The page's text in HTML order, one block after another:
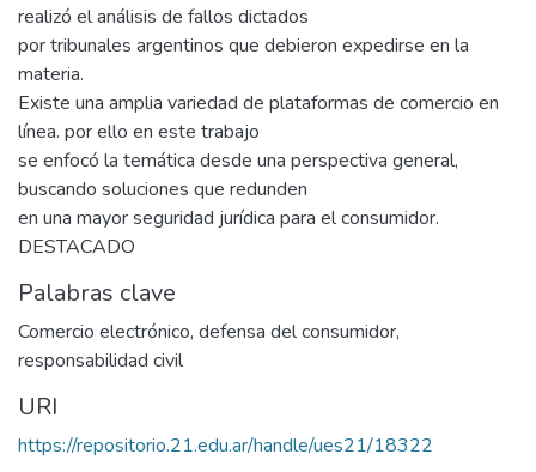
realizó el análisis de fallos dictados
por tribunales argentinos que debieron expedirse en la
materia.
Existe una amplia variedad de plataformas de comercio en
línea. por ello en este trabajo
se enfocó la temática desde una perspectiva general,
buscando soluciones que redunden
en una mayor seguridad jurídica para el consumidor.
DESTACADO
Palabras clave
Comercio electrónico, defensa del consumidor,
responsabilidad civil
URI
https://repositorio.21.edu.ar/handle/ues21/18322